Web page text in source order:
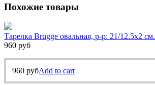
Похожие товары
Тарелка Brugge овальная, р-р: 21/12.5х2 см.
960 руб
960 рубAdd to cart